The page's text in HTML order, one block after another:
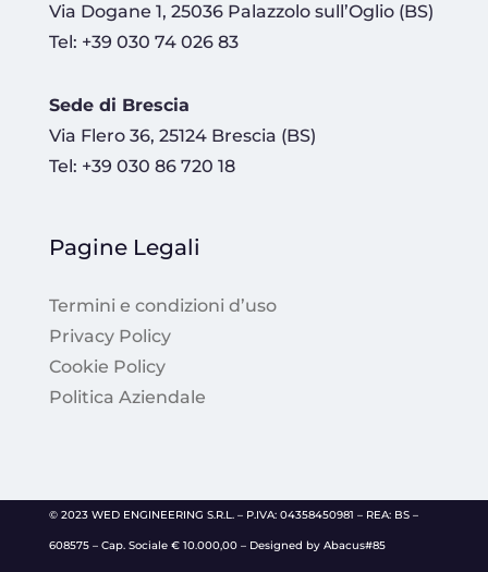
Via Dogane 1, 25036 Palazzolo sull’Oglio (BS)
Tel: +39 030 74 026 83
Sede di Brescia
Via Flero 36, 25124 Brescia (BS)
Tel: +39 030 86 720 18
Pagine Legali
Termini e condizioni d’uso
Privacy Policy
Cookie Policy
Politica Aziendale
© 2023 WED ENGINEERING S.R.L. – P.IVA: 04358450981 – REA: BS –
608575 – Cap. Sociale € 10.000,00 – Designed by Abacus#85